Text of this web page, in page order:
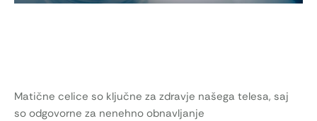
Matične celice so ključne za zdravje našega telesa, saj
so odgovorne za nenehno obnavljanje